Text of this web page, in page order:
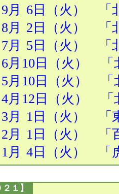
9月 6日
（火） 「
8月 2日
（火） 「
7月 5日
（火） 「
6月 10日
（火） 「
5月 10日
（火） 「
4月 12日
（火） 「
3月 1日
（火） 「
2月 1日
（火） 「
1月 4日 （火） 「
２１】